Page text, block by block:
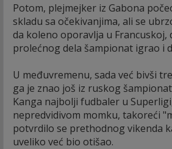
Potom, plejmejker iz Gabona
skladu sa očekivanjima, ali se
da koleno oporavlja u Francuskoj,
prolećnog dela šampionat igrao i
U međuvremenu, sada već bivši
ga je znao još iz ruskog
Kanga najbolji fudbaler u
nepredvidivom momku, takoreći
potvrdilo se prethodnog vikenda
uveliko već bio otišao.